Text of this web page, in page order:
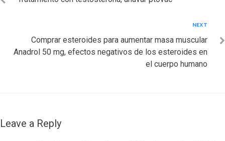
NEXT
Comprar esteroides para aumentar masa muscular
Anadrol 50 mg, efectos negativos de los esteroides en
el cuerpo humano
Leave a Reply